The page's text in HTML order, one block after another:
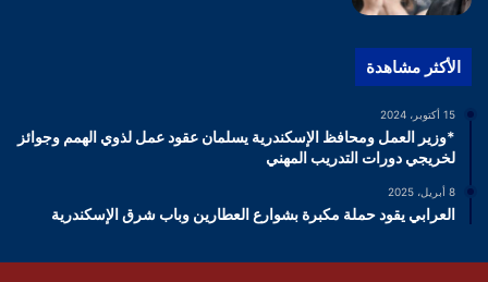
الأكثر مشاهدة
15 أكتوبر، 2024
*وزير العمل ومحافظ الإسكندرية يسلمان عقود عمل لذوي الهمم وجوائز
لخريجي دورات التدريب المهني
8 أبريل، 2025
العرابي يقود حملة مكبرة بشوارع العطارين وباب شرق الإسكندرية